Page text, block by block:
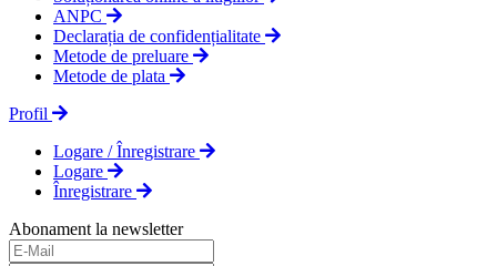
ANPC
Declarația de confidențialitate
Metode de preluare
Metode de plata
Profil
Logare / Înregistrare
Logare
Înregistrare
Abonament la newsletter